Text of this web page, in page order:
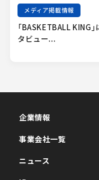
メディア掲載情報
「BASKETBALL KING
タビュー...
企業情報
事業会社一覧
ニュース